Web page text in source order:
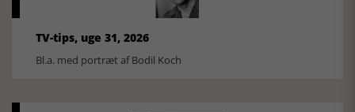
TV-tips, uge 31, 2026
Bl.a. med portræt af Bodil Koch